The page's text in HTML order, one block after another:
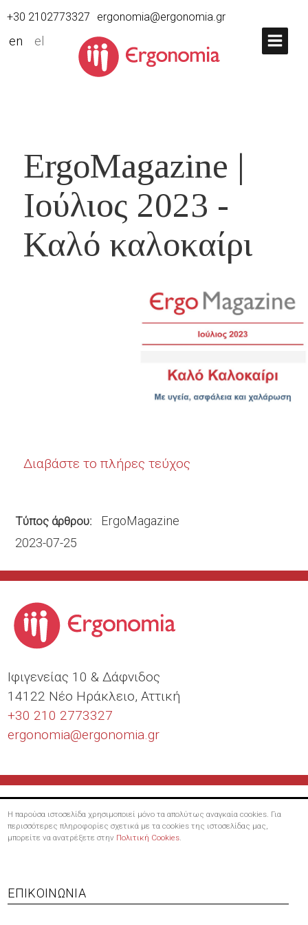
+30 2102773327 ergonomia@ergonomia.gr
en el
ErgoMagazine |
Ιούλιος 2023 -
Καλό καλοκαίρι
Διαβάστε το πλήρες τεύχος
Τύπος άρθρου
ErgoMagazine
2023-07-25
Ιφιγενείας 10 & Δάφνιδος
14122 Νέο Ηράκλειο, Αττική
+30 210 2773327
ergonomia@ergonomia.gr
Η παρούσα ιστοσελίδα χρησιμοποιεί μόνο τα απολύτως αναγκαία cookies. Για
περισσότερες πληροφορίες σχετικά με τα cookies της ιστοσελίδας μας,
μπορείτε να ανατρέξετε στην Πολιτική Cookies
Footer
menu
ΕΠΙΚΟΙΝΩΝΊΑ